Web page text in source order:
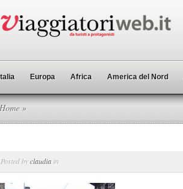
Italia Europa Africa America del Nord
Home »
Posted byclaudia in